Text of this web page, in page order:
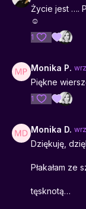
Życie jest ….
☺️
1
Monika P.
Piękne
1
Monika D.
Dziękuję,
Płakałam ze
tęsknotą…